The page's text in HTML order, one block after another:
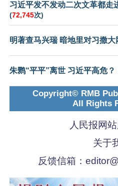
习近平发不发动二次文革都走
(72,745次)
明著查马兴瑞 暗地里对习撒大
朱鹮“平平”离世 习近平高危？
Copyright© RMB
All Rights
人民报网
关于
反馈信箱：